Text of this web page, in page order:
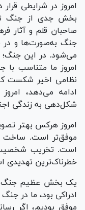
امروز در شرایطی
بخش جدی از جنگ
صاحبان قلم و آثار
جنگ به‌صورت‌ها و در
می‌شود. در این جنگ؛
امروز ما متناسب
نظامی اخیر شکست
ادامه می‌دهد،
شکل‌دهی به زندگی
امروز هرکس بهتر
موفق‌تر است. ساخت
است. تخریب
خطرناک‌ترین تهدیدی
ادراکی بود، ما در
موفق بودیم، اگر